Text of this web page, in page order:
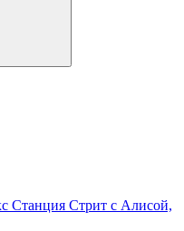
Станция Стрит с Алисой,